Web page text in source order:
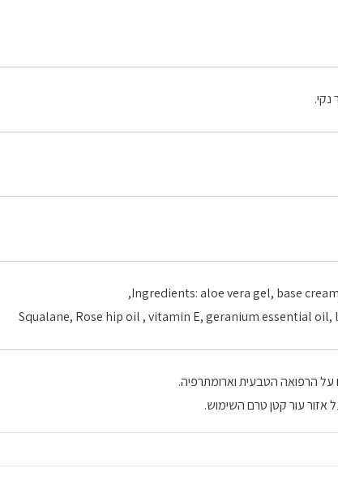
Squalane, Rose hip oil , vitamin E, geranium essential
על הרפואה הטבעית וארומתרפיה.
אזור עור קטן טרם השימוש.